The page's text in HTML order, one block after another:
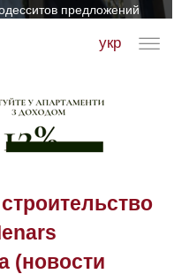
предложений
укр
(новости